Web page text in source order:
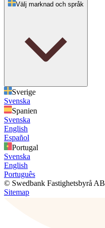
Välj marknad och språk
Sverige
Svenska
Spanien
Svenska
English
Español
Portugal
Svenska
English
Português
© Swedbank Fastighetsbyrå AB
Sitemap